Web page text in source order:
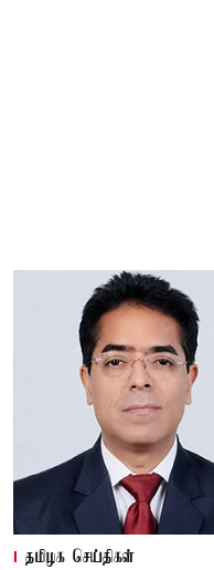
தமிழக செய்திகள்